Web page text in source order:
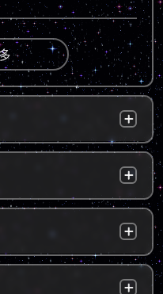
立後，24小時內寄出，2
指定地址。
成立後，24小時內寄出，
達指定便利店。（ 如遇休
，將另外通知您）。
需於配達貨物時，將訂單
方式繳款，即可完成付
寄送簡訊通知取貨，請至
因，包裝上不會註明內容